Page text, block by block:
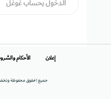
الدخول بحساب غوغل
جميع الحقوق محفوظة
إعلان الأحكام